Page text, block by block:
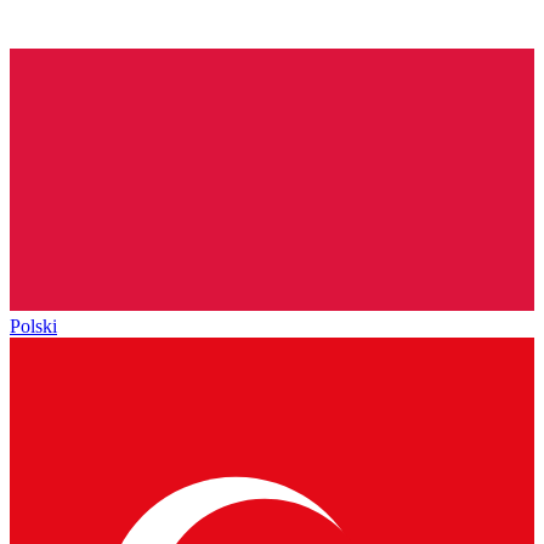
Polski